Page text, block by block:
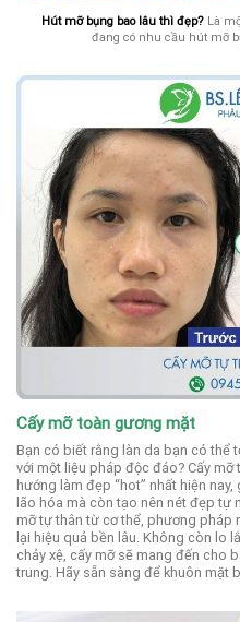
Hút mỡ bụng bao lâu thì đẹp? Là
đang có nhu cầu hút mỡ
Cấy mỡ toàn gương mặt
Bạn có biết rằng làn da bạn có thể
với một liệu pháp độc đáo? Cấy
hướng làm đẹp “hot” nhất hiện
lão hóa mà còn tạo nên nét đẹp tự
mỡ tự thân từ cơ thể, phương pháp
lại hiệu quả bền lâu. Không còn lo
chảy xệ, cấy mỡ sẽ mang đến cho
trung. Hãy sẵn sàng để khuôn mặt